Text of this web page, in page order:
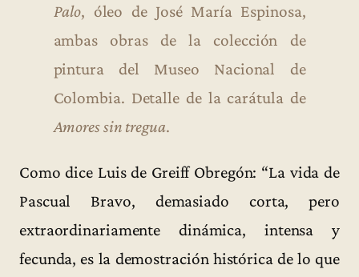
Palo, óleo de José María Espinosa,
ambas obras de la colección de
pintura del Museo Nacional de
Colombia. Detalle de la carátula de
Amores sin tregua.
Como dice Luis de Greiff Obregón: “La vida de
Pascual Bravo, demasiado corta, pero
extraordinariamente dinámica, intensa y
fecunda, es la demostración histórica de lo que